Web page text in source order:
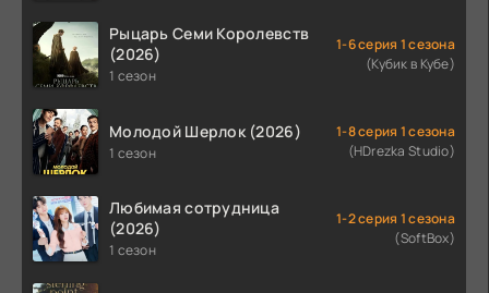
Рыцарь Семи Королевств
(2026)
1 сезон
1-6 серия 1 сезона
(Кубик в Кубе)
Молодой Шерлок (2026)
1 сезон
1-8 серия 1 сезона
(HDrezka Studio)
Любимая сотрудница
(2026)
1 сезон
1-2 серия 1 сезона
(SoftBox)